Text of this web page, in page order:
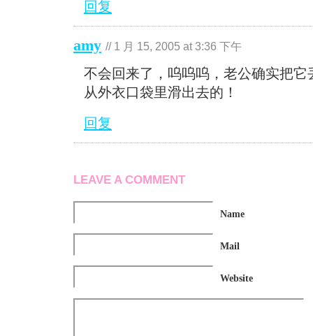
回复
amy // 1 月 15, 2005 at 3:36 下午
不会回来了，呜呜呜，老公确实把
从外衣口袋里滑出去的！
回复
LEAVE A COMMENT
Name
Mail
Website